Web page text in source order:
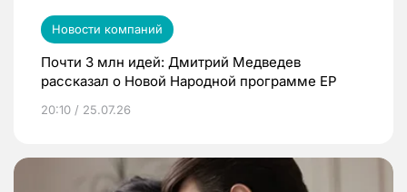
Новости компаний
Почти 3 млн идей: Дмитрий Медведев
рассказал о Новой Народной программе ЕР
20:10 / 25.07.26